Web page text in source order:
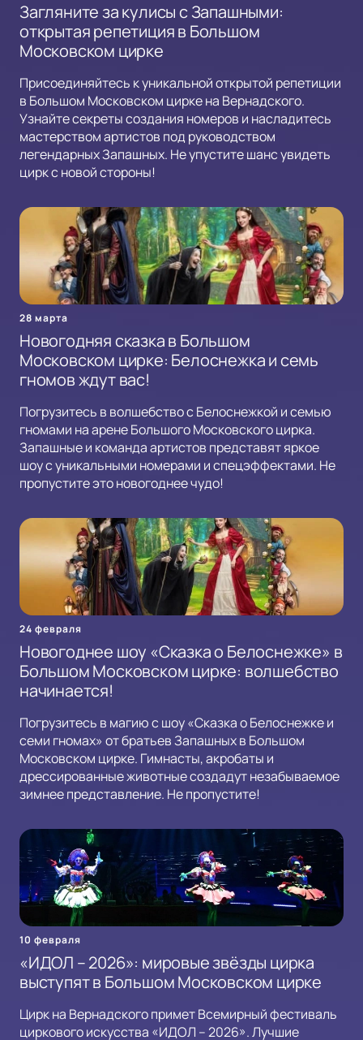
Загляните за кулисы с Запашными:
открытая репетиция в Большом
Московском цирке
Присоединяйтесь к уникальной открытой репетиции
в Большом Московском цирке на Вернадского.
Узнайте секреты создания номеров и насладитесь
мастерством артистов под руководством
легендарных Запашных. Не упустите шанс увидеть
цирк с новой стороны!
28 марта
Новогодняя сказка в Большом
Московском цирке: Белоснежка и семь
гномов ждут вас!
Погрузитесь в волшебство с Белоснежкой и семью
гномами на арене Большого Московского цирка.
Запашные и команда артистов представят яркое
шоу с уникальными номерами и спецэффектами. Не
пропустите это новогоднее чудо!
24 февраля
Новогоднее шоу «Сказка о Белоснежке» в
Большом Московском цирке: волшебство
начинается!
Погрузитесь в магию с шоу «Сказка о Белоснежке и
семи гномах» от братьев Запашных в Большом
Московском цирке. Гимнасты, акробаты и
дрессированные животные создадут незабываемое
зимнее представление. Не пропустите!
10 февраля
«ИДОЛ – 2026»: мировые звёзды цирка
выступят в Большом Московском цирке
Цирк на Вернадского примет Всемирный фестиваль
циркового искусства «ИДОЛ – 2026». Лучшие